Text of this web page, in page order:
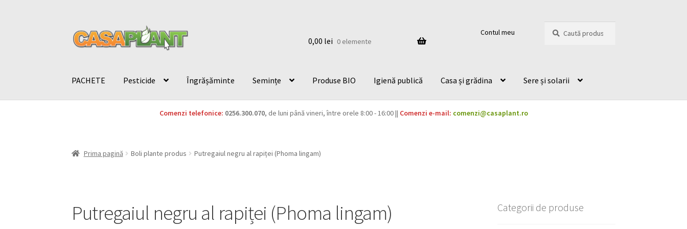
0,00 lei 0 elemente
Contul meu
după:
PACHETE Pesticide Îngrășăminte Semințe Produse BIO Igienă publică Casa și grădina Sere și solarii
Comenzi telefonice: 0256.300.070, de luni până vineri, între orele 8:00 - 16:00 || Comenzi e-mail: comenzi@casaplant.ro
Prima pagină Boli plante produs Putregaiul negru al rapiței (Phoma lingam)
Putregaiul negru al rapiței (Phoma lingam) Categorii de produse